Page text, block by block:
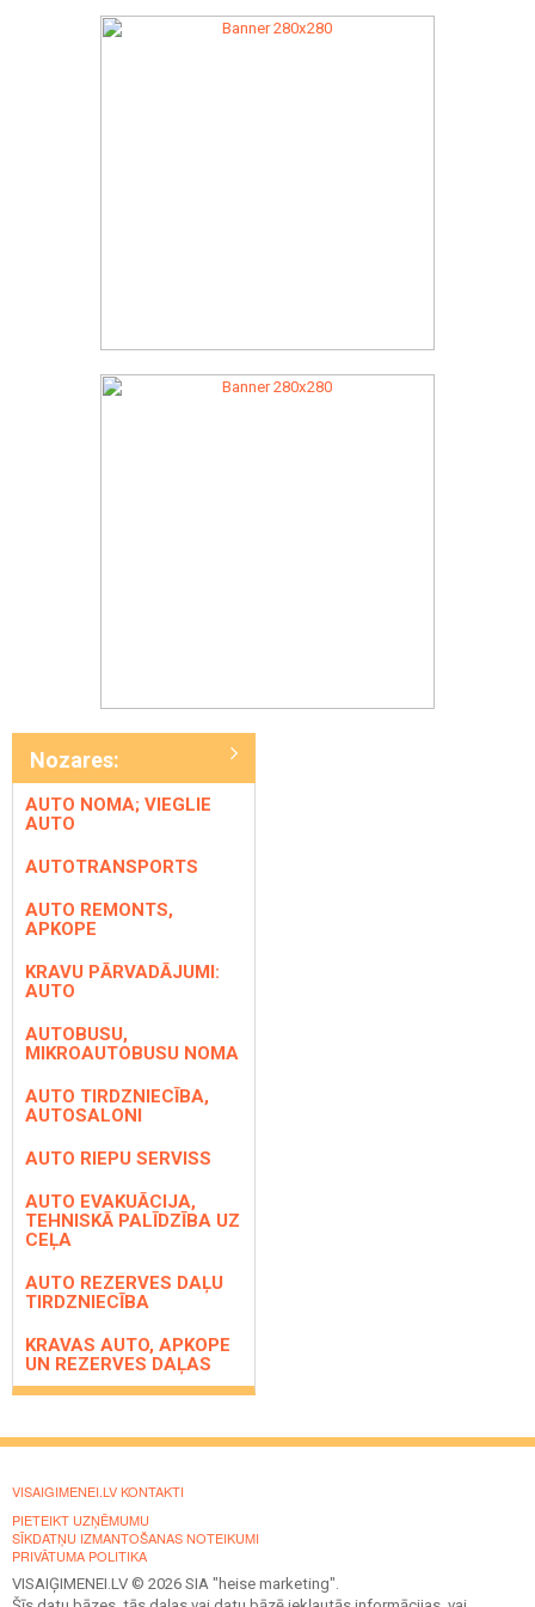
Nozares:
AUTO NOMA; VIEGLIE
AUTO
AUTOTRANSPORTS
AUTO REMONTS,
APKOPE
KRAVU PĀRVADĀJUMI:
AUTO
AUTOBUSU,
MIKROAUTOBUSU NOMA
AUTO TIRDZNIECĪBA,
AUTOSALONI
AUTO RIEPU SERVISS
AUTO EVAKUĀCIJA,
TEHNISKĀ PALĪDZĪBA UZ
CEĻA
AUTO REZERVES DAĻU
TIRDZNIECĪBA
KRAVAS AUTO, APKOPE
UN REZERVES DAĻAS
VISAIGIMENEI.LV KONTAKTI
PIETEIKT UZŅĒMUMU
SĪKDATŅU IZMANTOŠANAS NOTEIKUMI
PRIVĀTUMA POLITIKA
VISAIĢIMENEI.LV © 2026 SIA "heise marketing".